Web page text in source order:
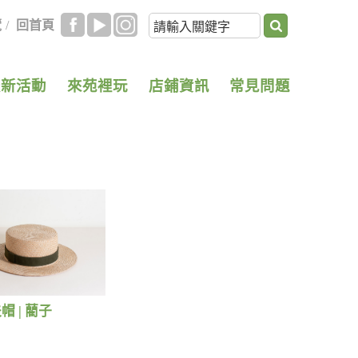
/ 回首頁
活動 來苑裡玩 店鋪資訊 常見問題
| 藺子